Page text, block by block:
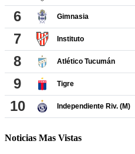
Noticias Mas Vistas